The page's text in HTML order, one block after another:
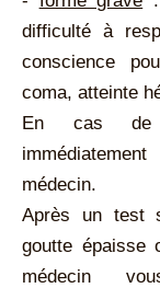
difficulté à
conscience
coma, atteinte
En cas
médecin.
Après un test
goutte épaisse
médecin